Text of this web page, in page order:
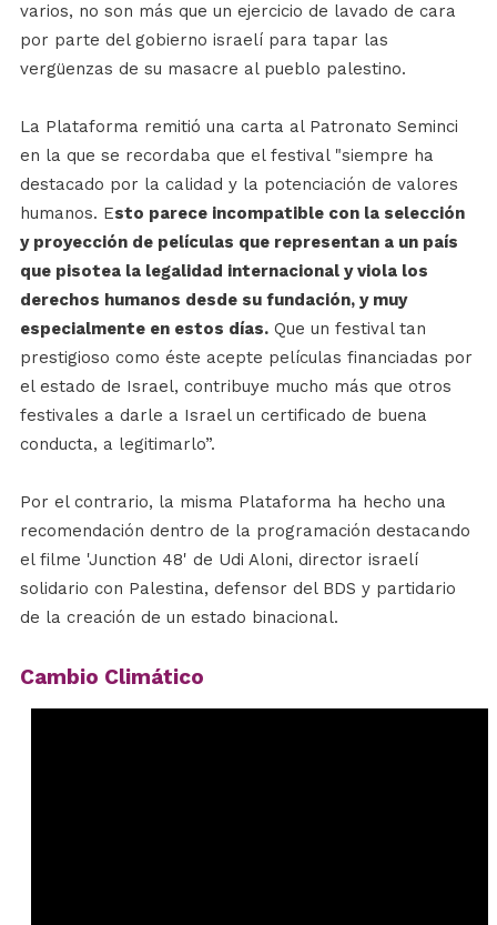
varios, no son más que un ejercicio de lavado de cara
por parte del gobierno israelí para tapar las
vergüenzas de su masacre al pueblo palestino.
La Plataforma remitió una carta al Patronato Seminci
en la que se recordaba que el festival "siempre ha
destacado por la calidad y la potenciación de valores
humanos. Esto parece incompatible con la selección
y proyección de películas que representan a un país
que pisotea la legalidad internacional y viola los
derechos humanos desde su fundación, y muy
especialmente en estos días.Que un festival tan
prestigioso como éste acepte películas financiadas por
el estado de Israel, contribuye mucho más que otros
festivales a darle a Israel un certificado de buena
conducta, a legitimarlo”.
Por el contrario, la misma Plataforma ha hecho una
recomendación dentro de la programación destacando
el filme 'Junction 48' de Udi Aloni, director israelí
solidario con Palestina, defensor del BDS y partidario
de la creación de un estado binacional.
Cambio Climático